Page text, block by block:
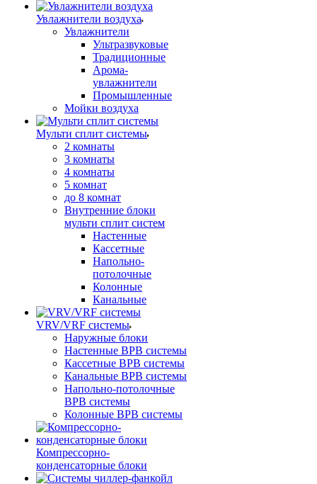
Увлажнители воздуха
Увлажнители
Ультразвуковые
Традиционные
Арома-
увлажнители
Промышленные
Мойки воздуха
Мульти сплит системы
2 комнаты
3 комнаты
4 комнаты
5 комнат
до 8 комнат
Внутренние блоки
мульти сплит систем
Настенные
Кассетные
Напольно-
потолочные
Колонные
Канальные
VRV/VRF системы
Наружные блоки
Настенные ВРВ системы
Кассетные ВРВ системы
Канальные ВРВ системы
Напольно-потолочные
ВРВ системы
Колонные ВРВ системы
Компрессорно-
конденсаторные блоки